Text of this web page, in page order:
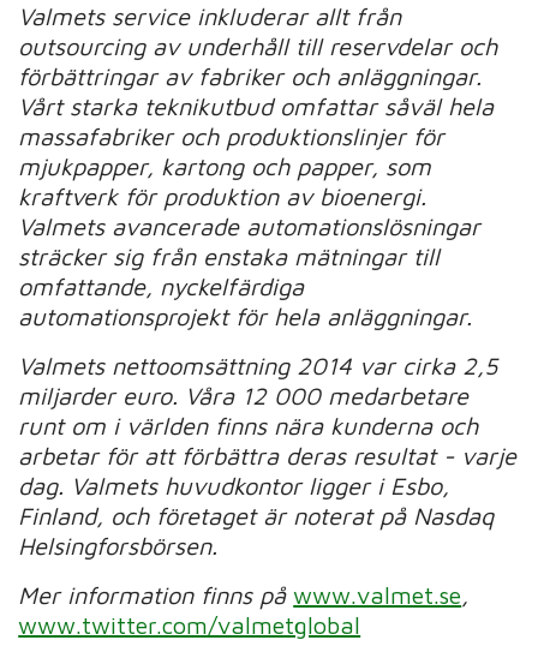
Valmets service inkluderar allt från
outsourcing av underhåll till reservdelar och
förbättringar av fabriker och anläggningar.
Vårt starka teknikutbud omfattar såväl hela
massafabriker och produktionslinjer för
mjukpapper, kartong och papper, som
kraftverk för produktion av bioenergi.
Valmets avancerade automationslösningar
sträcker sig från enstaka mätningar till
omfattande, nyckelfärdiga
automationsprojekt för hela anläggningar.
Valmets nettoomsättning 2014 var cirka 2,5
miljarder euro. Våra 12 000 medarbetare
runt om i världen finns nära kunderna och
arbetar för att förbättra deras resultat - varje
dag. Valmets huvudkontor ligger i Esbo,
Finland, och företaget är noterat på Nasdaq
Helsingforsbörsen.
Mer information finns påwww.valmet.se
www.twitter.com/valmetglobal